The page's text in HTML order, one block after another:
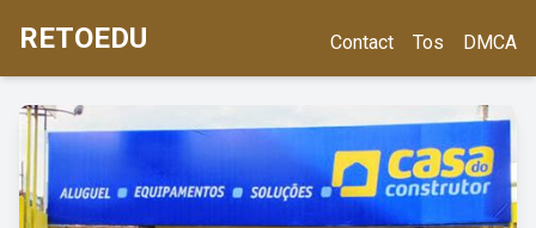
RETOEDU Contact Tos DMCA